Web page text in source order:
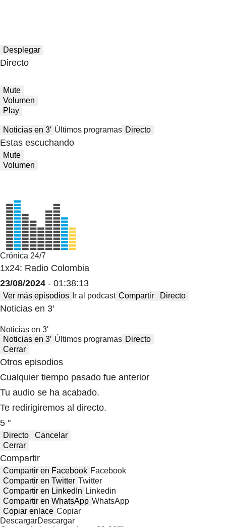
Desplegar
Directo
Mute
Volumen
Play
Noticias en 3′ Últimos programas Directo
Estas escuchando
Mute
Volumen
Crónica 24/7
1x24: Radio Colombia
23/08/2024 - 01:38:13
Ver más episodios Ir al podcast Compartir Directo
Noticias en 3′
Noticias en 3′
Noticias en 3′ Últimos programas Directo
Cerrar
Otros episodios
Cualquier tiempo pasado fue anterior
Tu audio se ha acabado.
Te redirigiremos al directo.
5 "
Directo
Cancelar
Cerrar
Compartir
Compartir en Facebook Facebook
Compartir en Twitter Twitter
Compartir en LinkedIn Linkedin
Compartir en WhatsApp WhatsApp
Copiar enlace Copiar
DescargarDescargar